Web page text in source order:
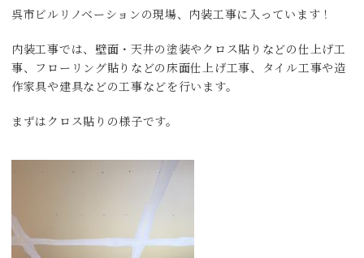
呉市ビルリノベーションの現場、内装工事に入っています！
内装工事では、壁面・天井の塗装やクロス貼りなどの仕上げ工
事、フローリング貼りなどの床面仕上げ工事、タイル工事や造
作家具や建具などの工事などを行います。
まずはクロス貼りの様子です。